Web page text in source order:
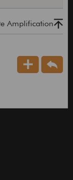
Amplification